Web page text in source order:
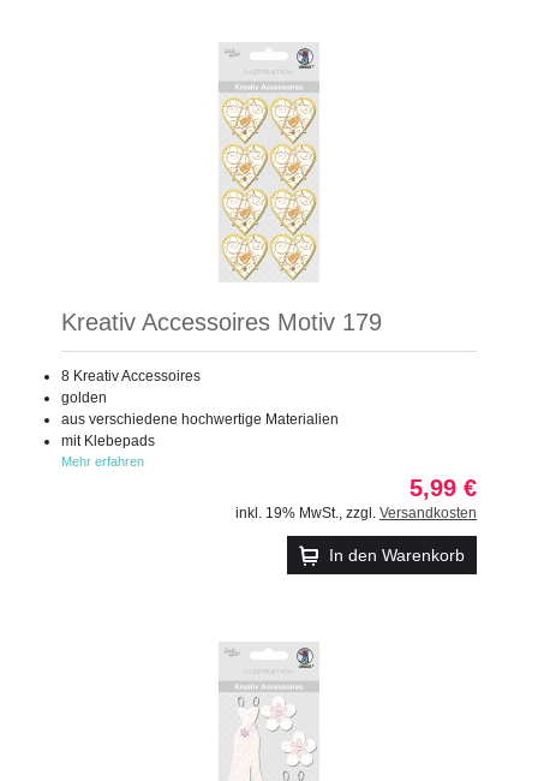
Kreativ Accessoires Motiv 179
8 Kreativ Accessoires
golden
aus verschiedene hochwertige Materialien
mit Klebepads
Mehr erfahren
5,99 €
inkl. 19% MwSt. zzgl. Versandkosten
In den Warenkorb